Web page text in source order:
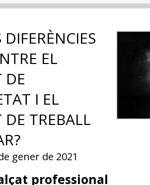
EL
DE
I EL
DE TREBALL
gener de 2021
professional